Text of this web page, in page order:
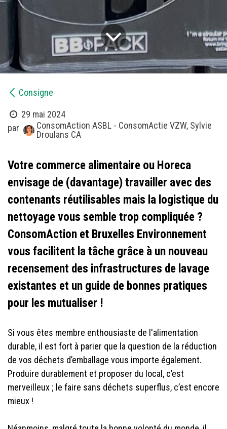
Consigne
29 mai 2024
par
ConsomAction ASBL - ConsomActie VZW, Sylvie
Droulans CA
Votre commerce alimentaire ou Horeca
envisage de (davantage) travailler avec des
contenants réutilisables mais la logistique du
nettoyage vous semble trop compliquée ?
ConsomAction et Bruxelles Environnement
vous facilitent la tâche grâce à un nouveau
recensement des infrastructures de lavage
existantes et un guide de bonnes pratiques
pour les mutualiser !
Si vous êtes membre enthousiaste de l'alimentation
durable, il est fort à parier que la question de la réduction
de vos déchets d’emballage vous importe également.
Produire durablement et proposer du local, c’est
merveilleux ; le faire sans déchets superflus, c’est encore
mieux !